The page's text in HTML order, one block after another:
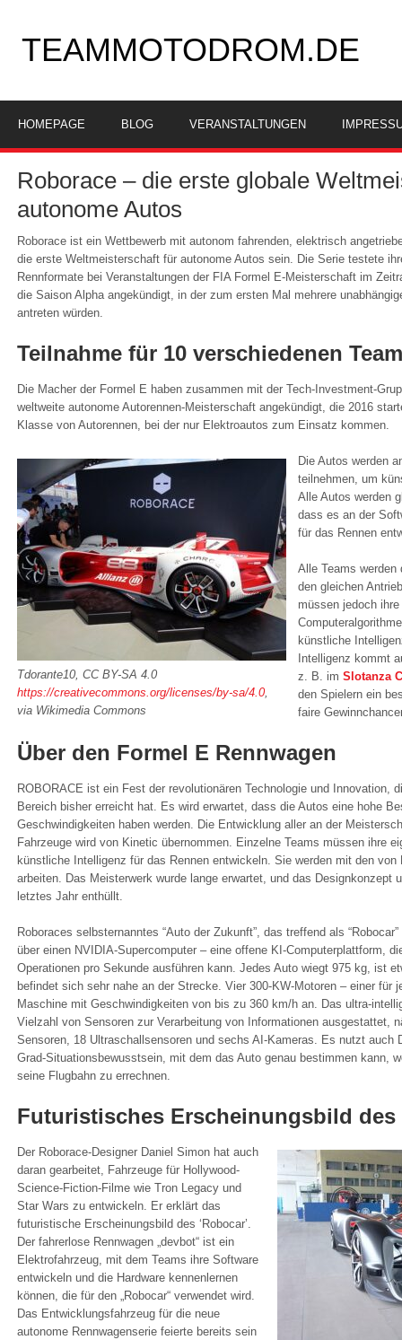
TEAMMOTODROM.DE
HOMEPAGE BLOG VERANSTALTUNGEN
Roborace – die erste globale
autonome Autos
Roborace ist ein Wettbewerb mit autonom fahrenden, elektrisch
die erste Weltmeisterschaft für autonome Autos sein. Die Serie testete
Rennformate bei Veranstaltungen der FIA Formel E-Meisterschaft im
die Saison Alpha angekündigt, in der zum ersten Mal mehrere
antreten würden.
Teilnahme für 10 verschiedenen
Die Macher der Formel E haben zusammen mit der Tech-Investment-
weltweite autonome Autorennen-Meisterschaft angekündigt, die 2016
Klasse von Autorennen, bei der nur Elektroautos zum Einsatz kommen.
Tdorante10, CC BY-SA 4.0
https://creativecommons.org/licenses/by-sa/4.0,
via Wikimedia Commons
Die Autos werden
teilnehmen, um
Alle Autos werden
dass es an der
für das Rennen
Alle Teams
den gleichen
müssen jedoch
künstliche
Intelligenz kommt
z. B. im Slotanza
den Spielern ein
faire
Über den Formel E Rennwagen
ROBORACE ist ein Fest der revolutionären Technologie und Innovation,
Bereich bisher erreicht hat. Es wird erwartet, dass die Autos eine hohe
Geschwindigkeiten haben werden. Die Entwicklung aller an der
Fahrzeuge wird von Kinetic übernommen. Einzelne Teams müssen ihre
künstliche Intelligenz für das Rennen entwickeln. Sie werden mit den
arbeiten. Das Meisterwerk wurde lange erwartet, und das Designkonzept
letztes Jahr enthüllt.
Roboraces selbsternanntes “Auto der Zukunft”, das treffend als
über einen NVIDIA-Supercomputer – eine offene KI-Computerplattform,
Operationen pro Sekunde ausführen kann. Jedes Auto wiegt 975 kg, ist
befindet sich sehr nahe an der Strecke. Vier 300-KW-Motoren – einer für
Maschine mit Geschwindigkeiten von bis zu 360 km/h an. Das ultra-
Vielzahl von Sensoren zur Verarbeitung von Informationen ausgestattet,
Sensoren, 18 Ultraschallsensoren und sechs AI-Kameras. Es nutzt auch
Grad-Situationsbewusstsein, mit dem das Auto genau bestimmen kann,
seine Flugbahn zu errechnen.
Futuristisches Erscheinungsbild des
Der Roborace-Designer Daniel Simon hat auch
daran gearbeitet, Fahrzeuge für Hollywood-
Science-Fiction-Filme wie Tron Legacy und
Star Wars zu entwickeln. Er erklärt das
futuristische Erscheinungsbild des ‘Robocar’.
Der fahrerlose Rennwagen „devbot“ ist ein
Elektrofahrzeug, mit dem Teams ihre Software
entwickeln und die Hardware kennenlernen
können, die für den „Robocar“ verwendet wird.
Das Entwicklungsfahrzeug für die neue
autonome Rennwagenserie feierte bereits sein